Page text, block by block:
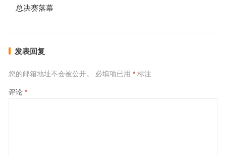
总决赛落幕
发表回复
您的邮箱地址不会被公开。 必填项已用 *标注
评论 *